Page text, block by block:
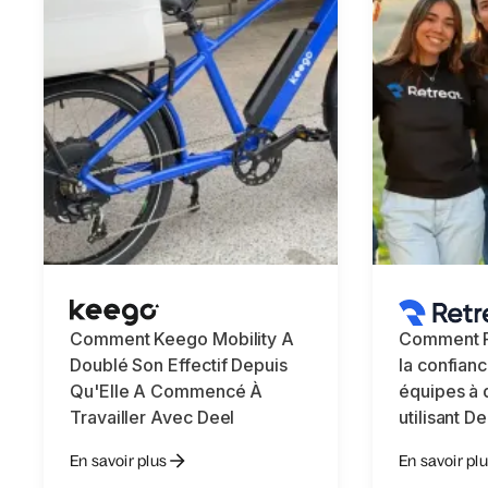
Comment Keego Mobility A
Doublé Son Effectif Depuis
Qu'Elle A Commencé À
Travailler Avec Deel
En savoir plus
Comment
la
équipes à
utilisant
En savoir